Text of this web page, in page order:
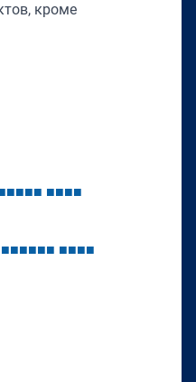
кроме
■■■■ ■■■■
■■■■■■ ■■■■